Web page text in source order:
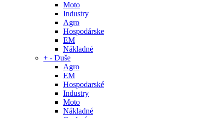
Moto
Industry
Agro
Hospodárske
EM
Nákladné
+ - Duše
Agro
EM
Hospodarské
Industry
Moto
Nákladné